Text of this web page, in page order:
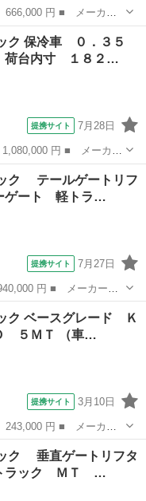
ク ■ グレード名： Ｋ
エアコン／パワステ 幌
ク 保冷車 ０．３５
台内寸 １８２…
提携サイト 7月28日
ク ■ グレード名： 保
１８２×１３３×１１
ク テールゲートリフ
ゲート 軽トラ…
提携サイト 7月27日
ク ■ グレード名：
ト 軽トラック ＡＴ
ク ベースグレード Ｋ
５ＭＴ （車…
提携サイト 3月10日
ク ■ グレード名： ベ
Ｔ ■ 排気量： 660cc
ク 垂直ゲートリフタ
ラック ＭＴ …